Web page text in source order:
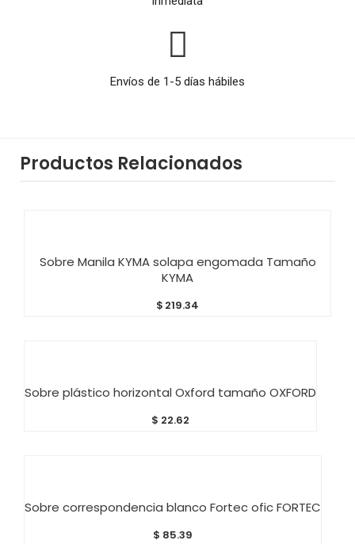
Envíos de 1-5 días hábiles
Productos Relacionados
Sobre Manila KYMA solapa engomada Tamaño
KYMA
$ 219.34
Sobre plástico horizontal Oxford tamaño OXFORD
$ 22.62
Sobre correspondencia blanco Fortec ofic FORTEC
$ 85.39